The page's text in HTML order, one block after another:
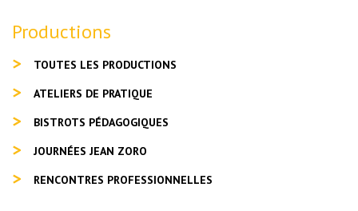
Productions
TOUTES LES PRODUCTIONS
ATELIERS DE PRATIQUE
BISTROTS PÉDAGOGIQUES
JOURNÉES JEAN ZORO
RENCONTRES PROFESSIONNELLES